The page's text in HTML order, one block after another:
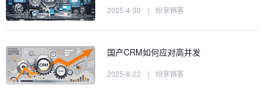
2025-4-30 | 纷享销客
国产CRM如何应对高并发
2025-8-22 | 纷享销客